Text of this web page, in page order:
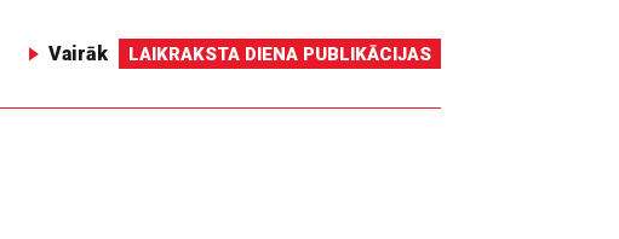
Vairāk LAIKRAKSTA DIENA PUBLIKĀCIJAS